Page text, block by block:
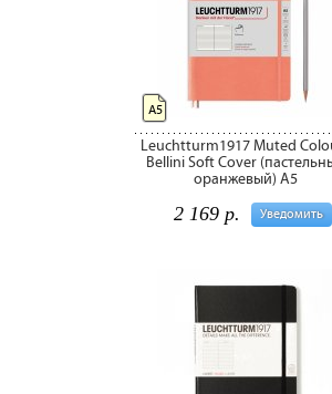
Leuchtturm1917 Muted
Bellini Soft Cover
оранжевый) А5
Уведомить
2 169 р.
А5